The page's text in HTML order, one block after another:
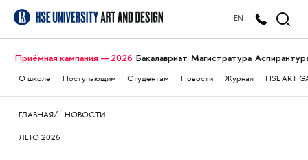
EN
Приёмная кампания — 2026 Бакалавриат Магистратура
О школе Поступающим Студентам Новости Журнал HSE ART
ГЛАВНАЯ НОВОСТИ
ЛЕТО 2026